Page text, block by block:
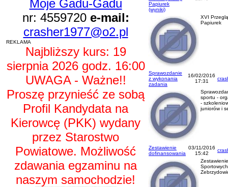
Moje Gadu-Gadu
nr: 4559720 e-mail:
crasher1977@o2.pl
REKLAMA
Najbliższy kurs: 19
sierpnia 2026 godz. 16:00
UWAGA - Ważne!!
Proszę przynieść ze sobą
Profil Kandydata na
Kierowcę (PKK) wydany
przez Starostwo
Powiatowe. Możliwość
zdawania egzaminu na
naszym samochodzie!
Papiurek
(wyniki)
XVI
Papiurek
Sprawozdanie
z wykonania
zadania
16/02/2016
17:31
sportu -
-
juniorów i
Zestawienie
dofinansowania
03/11/2016
15:42